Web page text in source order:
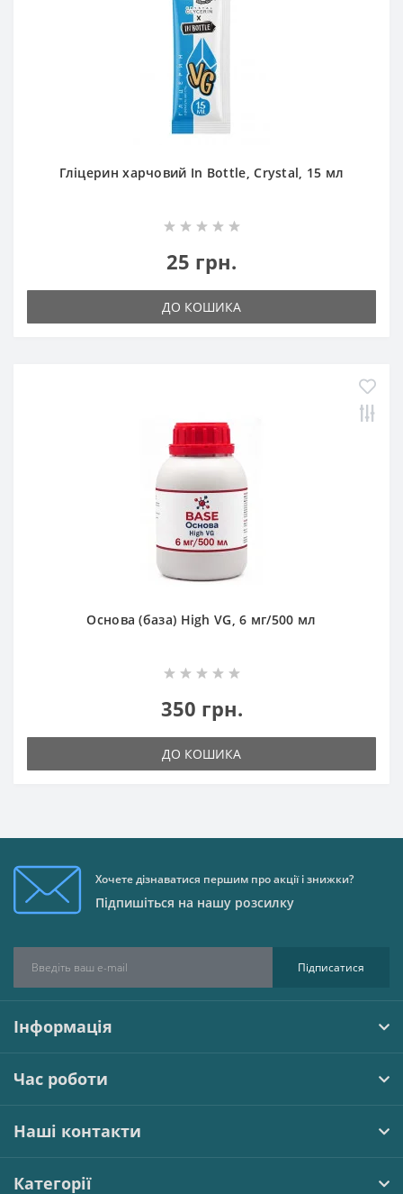
Гліцерин харчовий In Bottle, Crystal, 15 мл
25 грн.
ДО КОШИКА
Основа (база) High VG, 6 мг/500 мл
350 грн.
ДО КОШИКА
Хочете дізнаватися першим про акції і знижки?
Підпишіться на нашу розсилку
Підписатися
Інформація
Час роботи
Наші контакти
Категорії